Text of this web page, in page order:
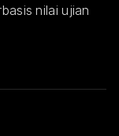
nilai ujian